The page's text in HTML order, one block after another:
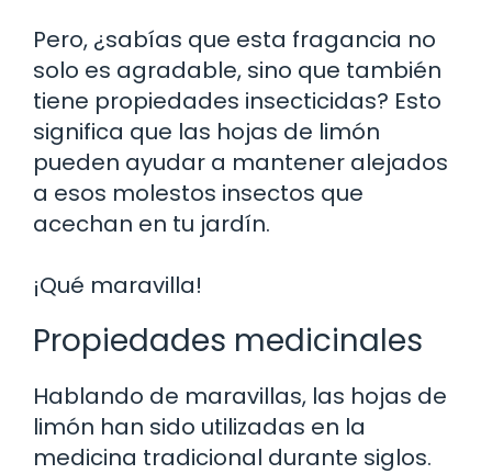
Pero, ¿sabías que esta fragancia no
solo es agradable, sino que también
tiene propiedades insecticidas? Esto
significa que las hojas de limón
pueden ayudar a mantener alejados
a esos molestos insectos que
acechan en tu jardín.
¡Qué maravilla!
Propiedades medicinales
Hablando de maravillas, las hojas de
limón han sido utilizadas en la
medicina tradicional durante siglos.